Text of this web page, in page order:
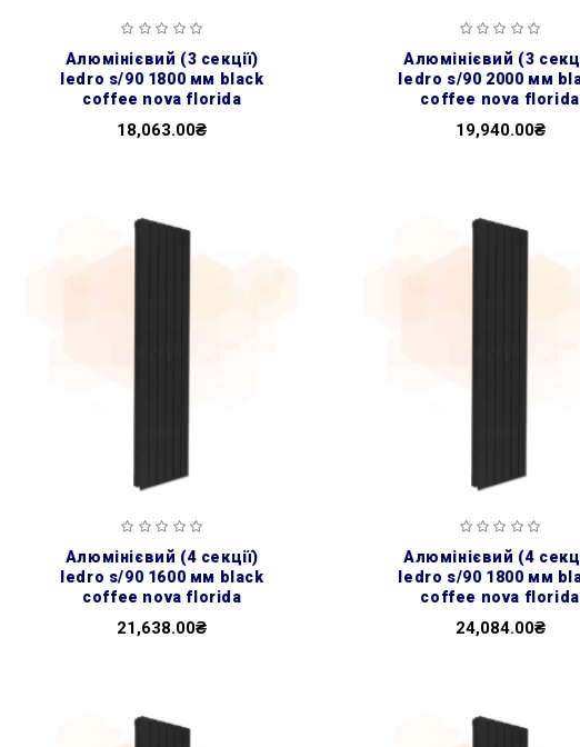
алюмінієвий (3 секції)
ledro s/90 1800 мм black
coffee nova florida
18,063.00₴
алюмінієвий (3 секції)
ledro s/90 2000 мм
coffee nova florida
19,940.00₴
алюмінієвий (4 секції)
ledro s/90 1600 мм black
coffee nova florida
21,638.00₴
алюмінієвий (4 секції)
ledro s/90 1800 мм
coffee nova florida
24,084.00₴